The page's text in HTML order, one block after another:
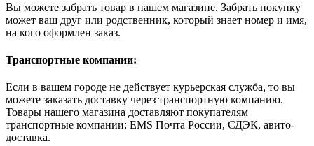
Вы можете забрать товар в нашем магазине. Забрать покупку
может ваш друг или родственник, который знает номер и имя,
на кого оформлен заказ.
Транспортные компании:
Если в вашем городе не действует курьерская служба, то вы
можете заказать доставку через транспортную компанию.
Товары нашего магазина доставляют покупателям
транспортные компании: EMS Почта России, СДЭК, авито-
доставка.